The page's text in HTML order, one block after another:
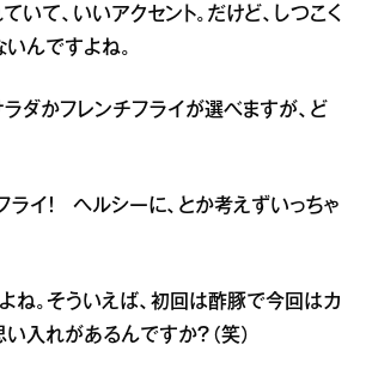
いて、いいアクセント。だけど、しつこく
いんですよね。
ダかフレンチフライが選べますが、ど
ライ！ ヘルシーに、とか考えずいっちゃ
ね。そういえば、初回は酢豚で今回はカ
い入れがあるんですか？（笑）